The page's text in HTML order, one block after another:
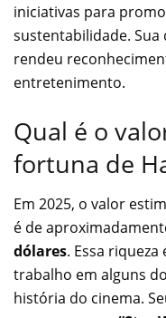
iniciativas para
sustentabilidade. Sua
rendeu
entretenimento.
Qual é o
fortuna de
Em 2025, o valor
é de
dólares. Essa
trabalho em alguns
história do cinema.